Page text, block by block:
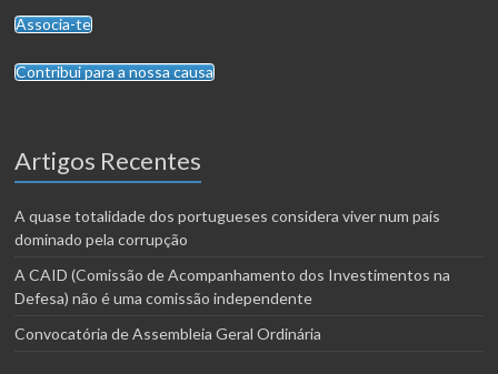
Associa-te
Contribui para a nossa causa
Artigos Recentes
A quase totalidade dos portugueses considera viver num país
dominado pela corrupção
A CAID (Comissão de Acompanhamento dos Investimentos na
Defesa) não é uma comissão independente
Convocatória de Assembleia Geral Ordinária